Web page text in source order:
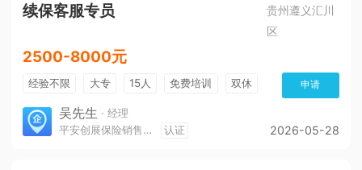
续保客服专员
贵州遵义汇川
区
2500-8000元
经验不限 大专 15人 免费培训
双休
加班费
朝九晚五
申请
吴先生 · 经理
平安创展保险销售服务有限公司遵义分公司
认证 2026-05-28